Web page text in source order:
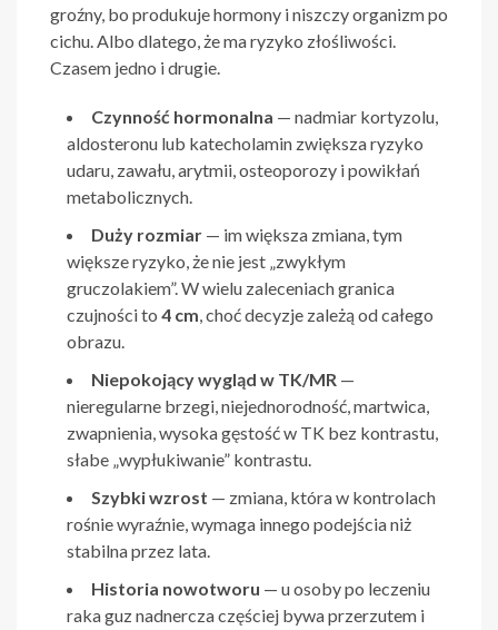
groźny, bo produkuje hormony i niszczy organizm po
cichu. Albo dlatego, że ma ryzyko złośliwości.
Czasem jedno i drugie.
Czynność hormonalna — nadmiar kortyzolu,
aldosteronu lub katecholamin zwiększa ryzyko
udaru, zawału, arytmii, osteoporozy i powikłań
metabolicznych.
Duży rozmiar — im większa zmiana, tym
większe ryzyko, że nie jest „zwykłym
gruczolakiem”. W wielu zaleceniach granica
czujności to 4 cm, choć decyzje zależą od całego
obrazu.
Niepokojący wygląd w TK/MR —
nieregularne brzegi, niejednorodność, martwica,
zwapnienia, wysoka gęstość w TK bez kontrastu,
słabe „wypłukiwanie” kontrastu.
Szybki wzrost — zmiana, która w kontrolach
rośnie wyraźnie, wymaga innego podejścia niż
stabilna przez lata.
Historia nowotworu — u osoby po leczeniu
raka guz nadnercza częściej bywa przerzutem i